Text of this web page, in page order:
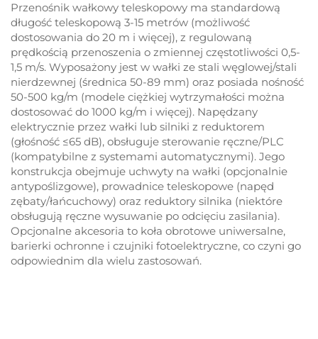
Przenośnik wałkowy teleskopowy ma standardową
długość teleskopową 3-15 metrów (możliwość
dostosowania do 20 m i więcej), z regulowaną
prędkością przenoszenia o zmiennej częstotliwości 0,5-
1,5 m/s. Wyposażony jest w wałki ze stali węglowej/stali
nierdzewnej (średnica 50-89 mm) oraz posiada nośność
50-500 kg/m (modele ciężkiej wytrzymałości można
dostosować do 1000 kg/m i więcej). Napędzany
elektrycznie przez wałki lub silniki z reduktorem
(głośność ≤65 dB), obsługuje sterowanie ręczne/PLC
(kompatybilne z systemami automatycznymi). Jego
konstrukcja obejmuje uchwyty na wałki (opcjonalnie
antypoślizgowe), prowadnice teleskopowe (napęd
zębaty/łańcuchowy) oraz reduktory silnika (niektóre
obsługują ręczne wysuwanie po odcięciu zasilania).
Opcjonalne akcesoria to koła obrotowe uniwersalne,
barierki ochronne i czujniki fotoelektryczne, co czyni go
odpowiednim dla wielu zastosowań.